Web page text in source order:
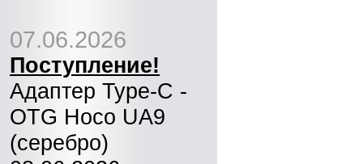
07.06.2026
Поступление!
Адаптер Type-C -
OTG Hoco UA9
(серебро)